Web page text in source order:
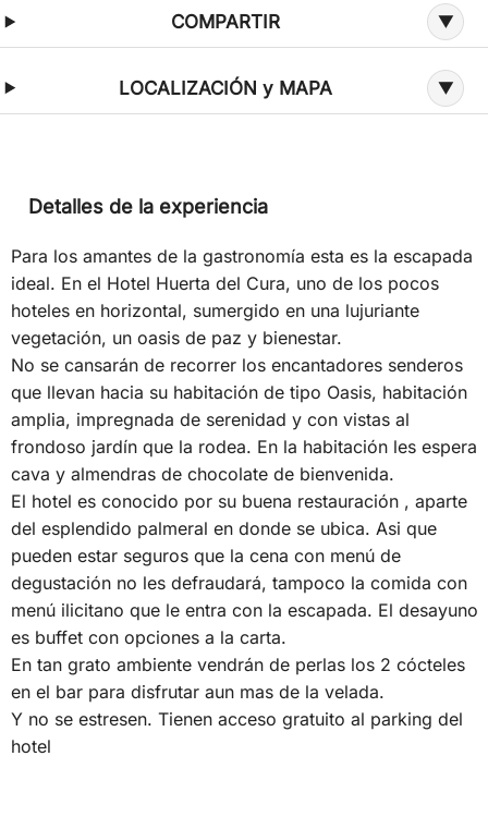
COMPARTIR
LOCALIZACIÓN y MAPA
Detalles de la experiencia
Para los amantes de la gastronomía esta es la escapada
ideal. En el Hotel Huerta del Cura, uno de los pocos
hoteles en horizontal, sumergido en una lujuriante
vegetación, un oasis de paz y bienestar.
No se cansarán de recorrer los encantadores senderos
que llevan hacia su habitación de tipo Oasis, habitación
amplia, impregnada de serenidad y con vistas al
frondoso jardín que la rodea. En la habitación les espera
cava y almendras de chocolate de bienvenida.
El hotel es conocido por su buena restauración , aparte
del esplendido palmeral en donde se ubica. Asi que
pueden estar seguros que la cena con menú de
degustación no les defraudará, tampoco la comida con
menú ilicitano que le entra con la escapada. El desayuno
es buffet con opciones a la carta.
En tan grato ambiente vendrán de perlas los 2 cócteles
en el bar para disfrutar aun mas de la velada.
Y no se estresen. Tienen acceso gratuito al parking del
hotel